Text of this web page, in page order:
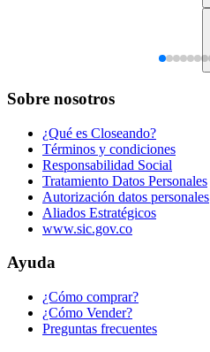
Sobre nosotros
¿Qué es Closeando?
Términos y condiciones
Responsabilidad Social
Tratamiento Datos Personales
Autorización datos personales
Aliados Estratégicos
www.sic.gov.co
Ayuda
¿Cómo comprar?
¿Cómo Vender?
Preguntas frecuentes